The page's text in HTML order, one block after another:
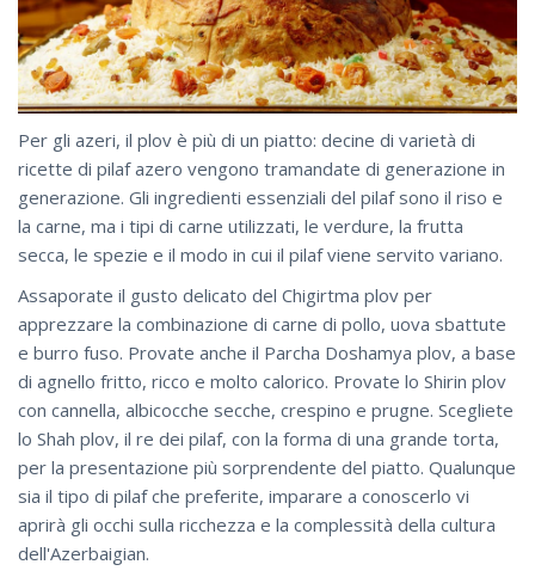
Per gli azeri, il plov è più di un piatto: decine di varietà di
ricette di pilaf azero vengono tramandate di generazione in
generazione. Gli ingredienti essenziali del pilaf sono il riso e
la carne, ma i tipi di carne utilizzati, le verdure, la frutta
secca, le spezie e il modo in cui il pilaf viene servito variano.
Assaporate il gusto delicato del Chigirtma plov per
apprezzare la combinazione di carne di pollo, uova sbattute
e burro fuso. Provate anche il Parcha Doshamya plov, a base
di agnello fritto, ricco e molto calorico. Provate lo Shirin plov
con cannella, albicocche secche, crespino e prugne. Scegliete
lo Shah plov, il re dei pilaf, con la forma di una grande torta,
per la presentazione più sorprendente del piatto. Qualunque
sia il tipo di pilaf che preferite, imparare a conoscerlo vi
aprirà gli occhi sulla ricchezza e la complessità della cultura
dell'Azerbaigian.